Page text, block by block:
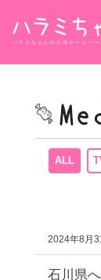
content
ハラミちゃんの公式ホームペー
ALL
2024年8月
石川県